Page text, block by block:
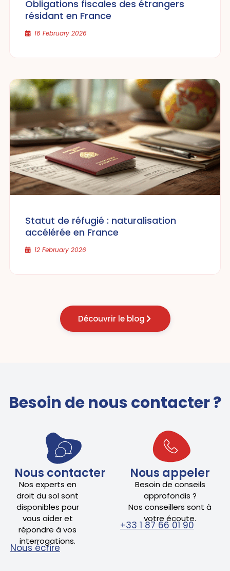
Obligations fiscales des étrangers
résidant en France
16 February 2026
Statut de réfugié : naturalisation
accélérée en France
12 February 2026
Découvrir le blog
Besoin de nous contacter ?
Nous contacter
Nos experts en
droit du sol sont
disponibles pour
vous aider et
répondre à vos
interrogations.
Nous écrire
Nous appeler
Besoin de conseils
approfondis ?
Nos conseillers sont à
votre écoute.
+33 1 87 66 01 90